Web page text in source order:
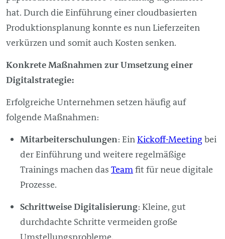
hat. Durch die Einführung einer cloudbasierten
Produktionsplanung konnte es nun Lieferzeiten
verkürzen und somit auch Kosten senken.
Konkrete Maßnahmen zur Umsetzung einer
Digitalstrategie:
Erfolgreiche Unternehmen setzen häufig auf
folgende Maßnahmen:
Mitarbeiterschulungen: EinKickoff-Meeting bei
der Einführung und weitere regelmäßige
Trainings machen das Teamfit für neue digitale
Prozesse.
Schrittweise Digitalisierung: Kleine, gut
durchdachte Schritte vermeiden große